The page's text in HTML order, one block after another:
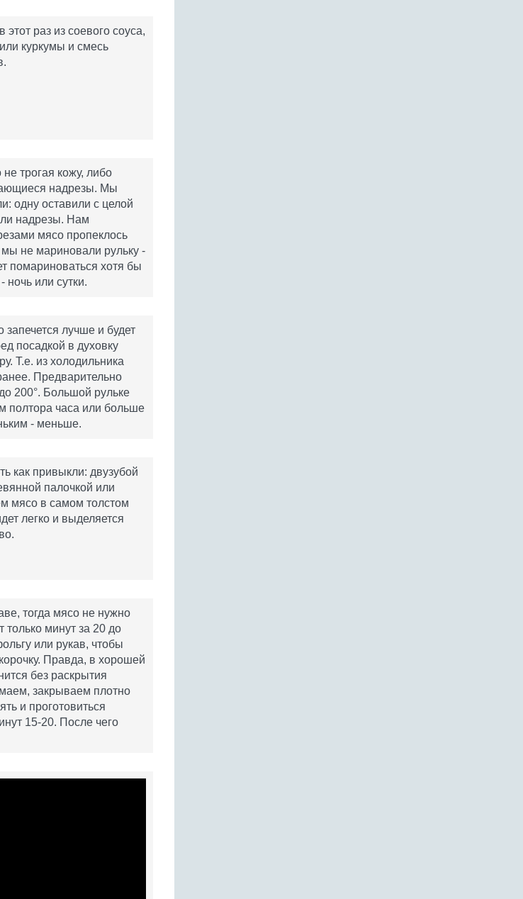
раз из соевого соуса,
куркумы и смесь
не трогая кожу, либо
надрезы. Мы
одну оставили с целой
надрезы. Нам
мясо пропеклось
не мариновали рульку -
помариноваться хотя бы
или сутки.
лучше и будет
посадкой в духовку
Т.е. из холодильника
Предварительно
200°. Большой рульке
полтора часа или больше
- меньше.
как привыкли: двузубой
палочкой или
мясо в самом толстом
легко и выделяется
тогда мясо не нужно
только минут за 20 до
или рукав, чтобы
Правда, в хорошей
без раскрытия
закрываем плотно
и проготовиться
15-20. После чего